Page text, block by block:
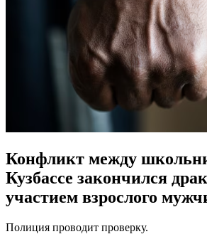
Конфликт между
Кузбассе закончился
участием взрослого
Полиция проводит проверку.